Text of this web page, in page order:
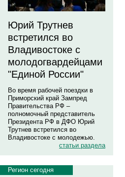
Юрий Трутнев
встретился во
Владивостоке с
молодогвардейцами
"Единой России"
Во время рабочей поездки в
Приморский край Зампред
Правительства РФ –
полномочный представитель
Президента РФ в ДФО Юрий
Трутнев встретился во
Владивостоке с молодежью.
статьи раздела
Регион сегодня